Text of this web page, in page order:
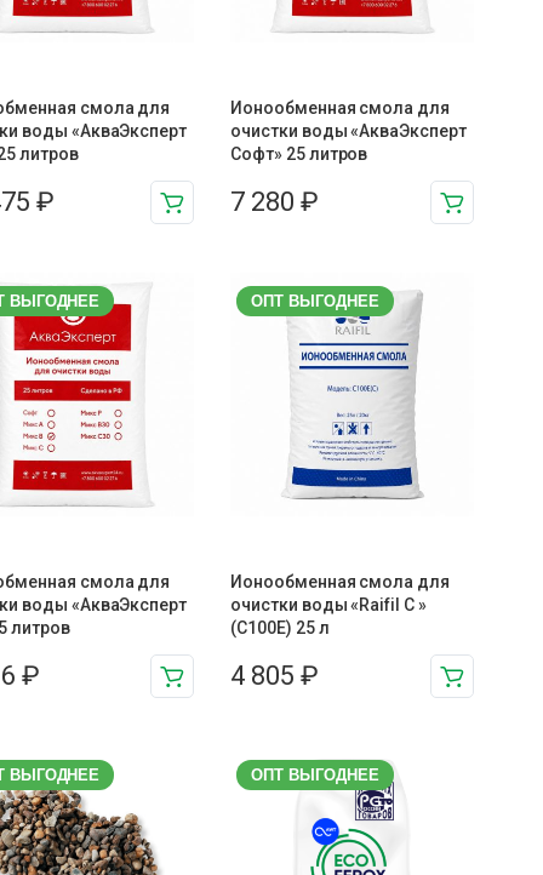
смола для
воды «АкваЭксперт
литров
₽
Ионообменная смола для
очистки воды «АкваЭксперт
Софт» 25 литров
7 280₽
ВЫГОДНЕЕ
смола для
воды «АкваЭксперт
литров
₽
ОПТ ВЫГОДНЕЕ
Ионообменная смола для
очистки воды «Raifil C »
(C100E) 25 л
4 805₽
ВЫГОДНЕЕ ОПТ ВЫГОДНЕЕ